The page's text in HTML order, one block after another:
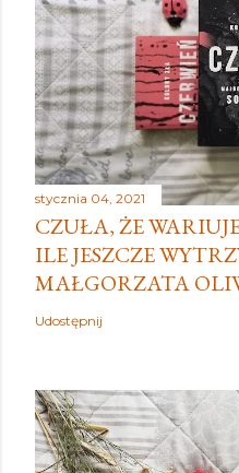
stycznia 04, 2021
CZUŁA, ŻE
ILE JESZCZE
MAŁGORZATA
Udostępnij